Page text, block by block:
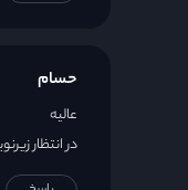
حسام
عالیه
در انتظار